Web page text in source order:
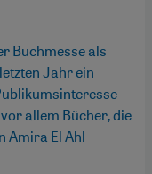
Buchmesse als
Jahr ein
allem Bücher, die
Amira El Ahl